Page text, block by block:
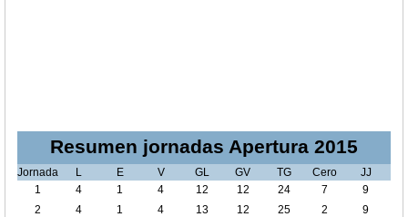
Resumen jornadas Apertura 2015
Jornada L E V GL GV TG Cero
JJ
1
4 1 4 12 12 24 7
9
2
4 1 4 13 12 25 2
9